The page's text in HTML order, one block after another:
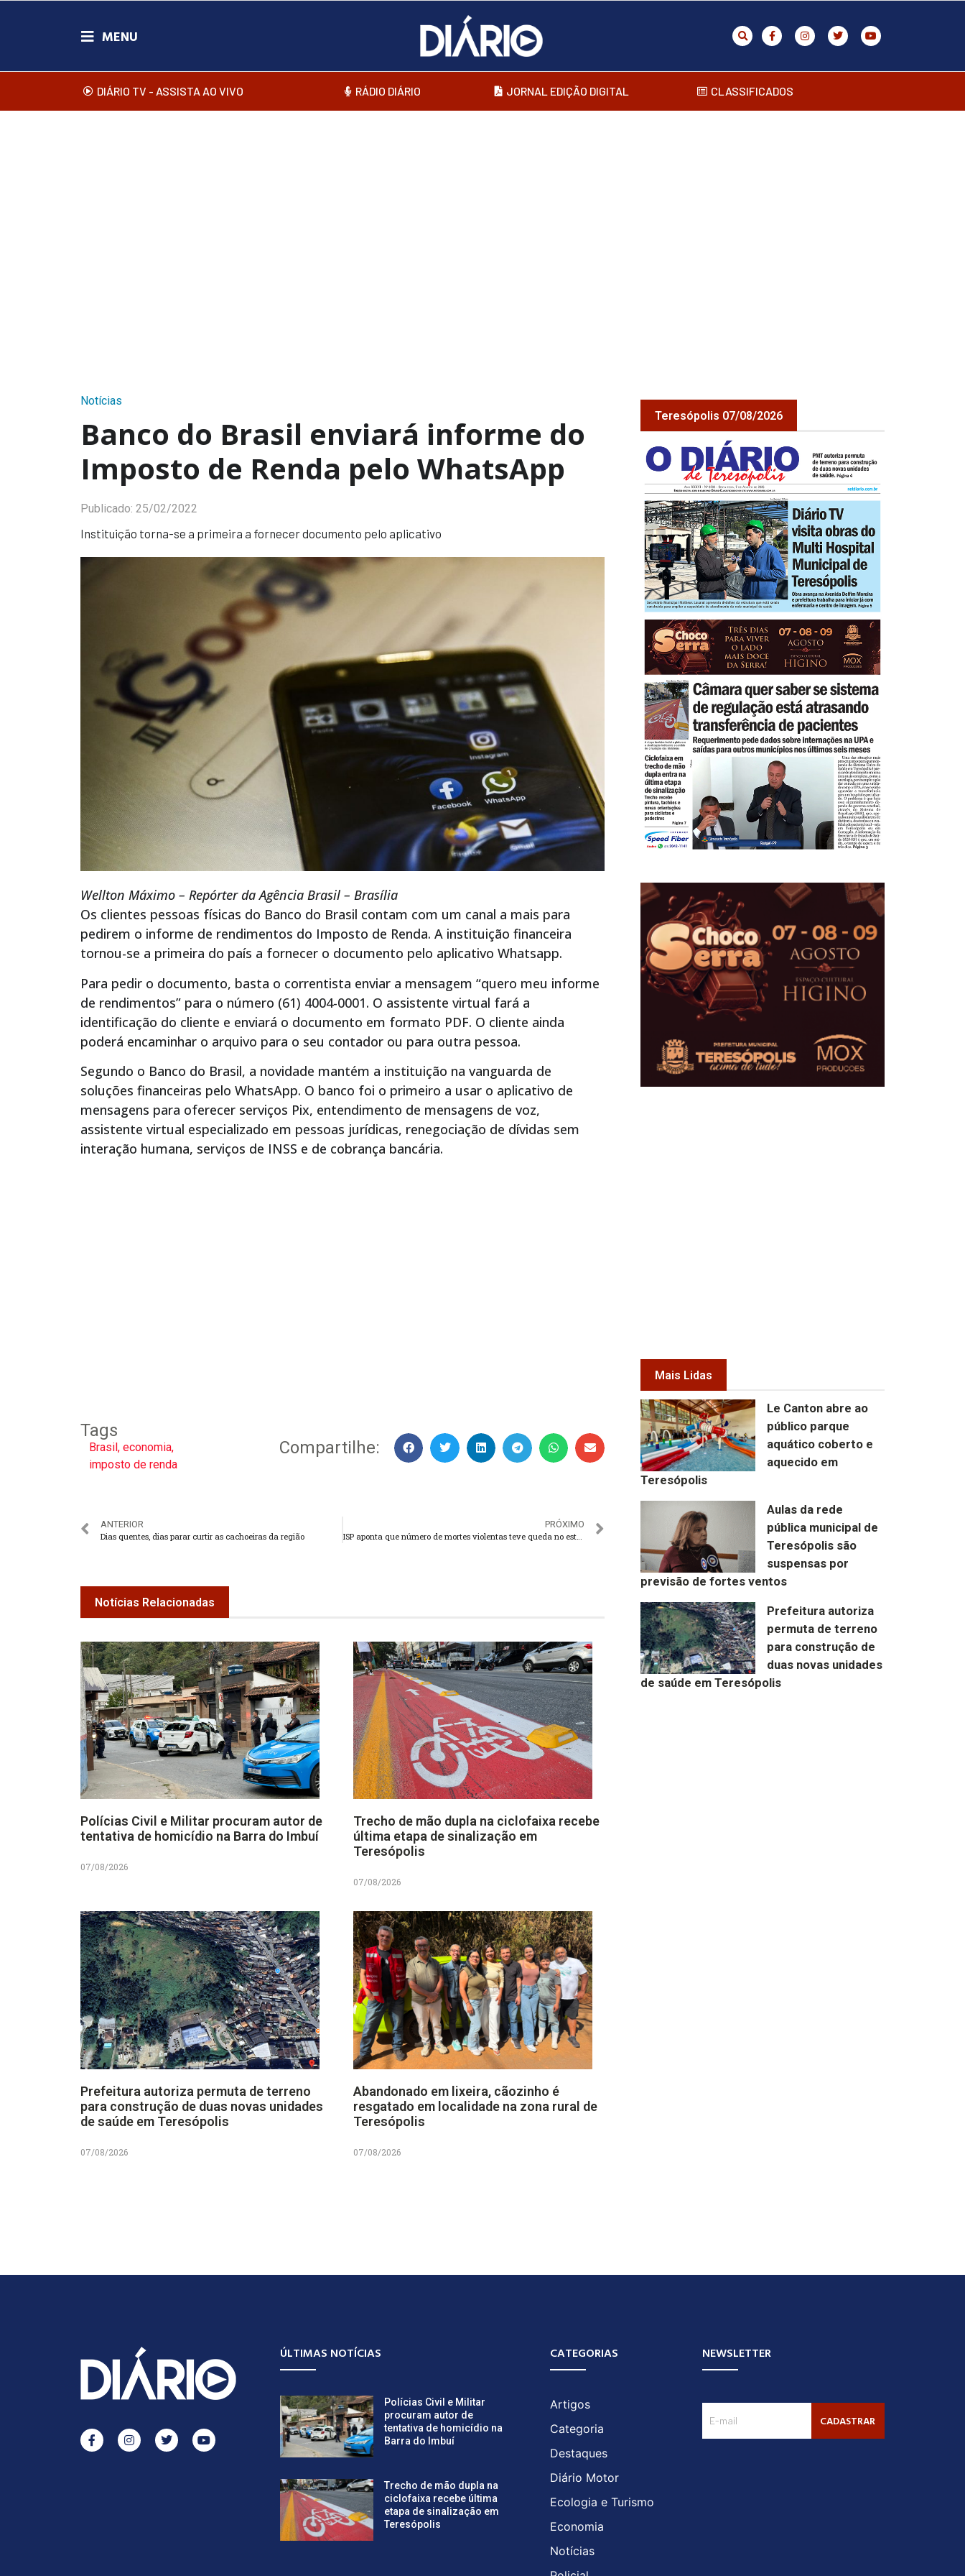
DIÁRIO TV - ASSISTA AO VIVO RÁDIO DIÁRIO JORNAL EDIÇÃO DIGITAL CLASSIFICADOS
Notícias
Banco do Brasil enviará informe do
Imposto de Renda pelo WhatsApp
Publicado: 25/02/2022
Instituição torna-se a primeira a fornecer documento pelo aplicativo
Wellton Máximo – Repórter da Agência Brasil – Brasília
Os clientes pessoas físicas do Banco do Brasil contam com um canal a mais para
pedirem o informe de rendimentos do Imposto de Renda. A instituição financeira
tornou-se a primeira do país a fornecer o documento pelo aplicativo Whatsapp.
Para pedir o documento, basta o correntista enviar a mensagem “quero meu informe
de rendimentos” para o número (61) 4004-0001. O assistente virtual fará a
identificação do cliente e enviará o documento em formato PDF. O cliente ainda
poderá encaminhar o arquivo para o seu contador ou para outra pessoa.
Segundo o Banco do Brasil, a novidade mantém a instituição na vanguarda de
soluções financeiras pelo WhatsApp. O banco foi o primeiro a usar o aplicativo de
mensagens para oferecer serviços Pix, entendimento de mensagens de voz,
assistente virtual especializado em pessoas jurídicas, renegociação de dívidas sem
interação humana, serviços de INSS e de cobrança bancária.
Tags
Brasil , economia,
imposto de renda
Compartilhe:
ANTERIOR
Dias quentes, dias parar curtir as cachoeiras da região
PRÓXIMO
ISP aponta que número de mortes violentas teve queda no estado do RJ
Notícias Relacionadas
Polícias Civil e Militar procuram autor de
tentativa de homicídio na Barra do Imbuí
07/08/2026
Trecho de mão dupla na ciclofaixa recebe
última etapa de sinalização em
Teresópolis
07/08/2026
Prefeitura autoriza permuta de terreno
para construção de duas novas unidades
de saúde em Teresópolis
07/08/2026
Abandonado em lixeira, cãozinho é
resgatado em localidade na zona rural de
Teresópolis
07/08/2026
Teresópolis 07/08/2026
Mais Lidas
Le Canton abre ao
público parque
aquático coberto e
aquecido em
Teresópolis
Aulas da rede
pública municipal de
Teresópolis são
suspensas por
previsão de fortes ventos
Prefeitura autoriza
permuta de terreno
para construção de
duas novas unidades
de saúde em Teresópolis
ÚLTIMAS NOTÍCIAS
Polícias Civil e Militar
procuram autor de
tentativa de homicídio na
Barra do Imbuí
Trecho de mão dupla na
ciclofaixa recebe última
etapa de sinalização em
Teresópolis
CATEGORIAS
Artigos
Categoria
Destaques
Diário Motor
Ecologia e Turismo
Economia
Notícias
NEWSLETTER
CADASTRAR